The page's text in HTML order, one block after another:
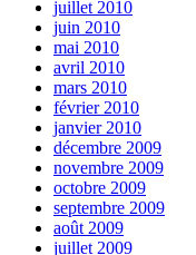
juillet 2010
juin 2010
mai 2010
avril 2010
mars 2010
février 2010
janvier 2010
décembre 2009
novembre 2009
octobre 2009
septembre 2009
août 2009
juillet 2009